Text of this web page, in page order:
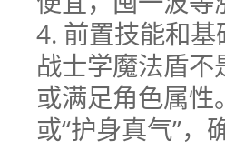
4. 前置技能和
战士学魔法盾
或满足角色属性
或“护身真气”，